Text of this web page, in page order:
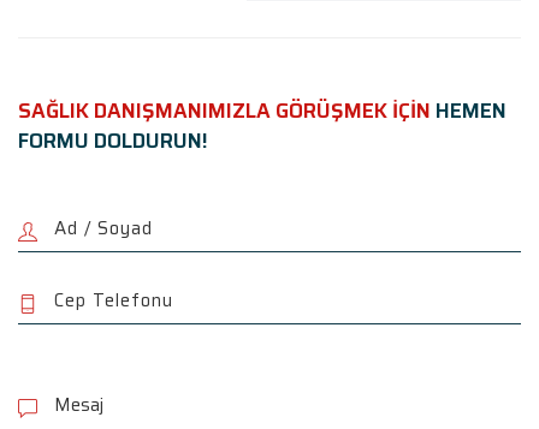
SAĞLIK DANIŞMANIMIZLA GÖRÜŞMEK İÇİN HEMEN
FORMU DOLDURUN!
l
e